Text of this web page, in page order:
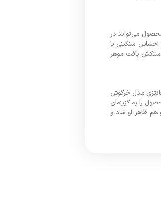
می‌تواند در
احساس سنگینی یا
دستکش بافت موهر
مدل خرگوش
را به گزینه‌ای
هم ظاهر او شاد و